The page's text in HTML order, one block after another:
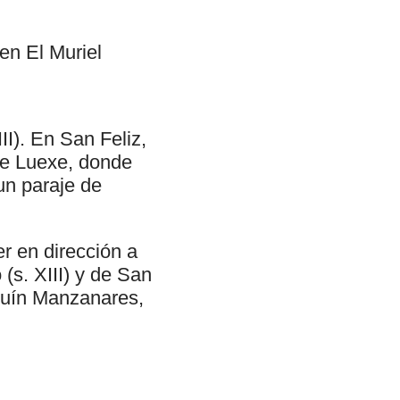
El Muriel
En San Feliz,
Luexe, donde
paraje de
en dirección a
XIII) y de San
Manzanares,